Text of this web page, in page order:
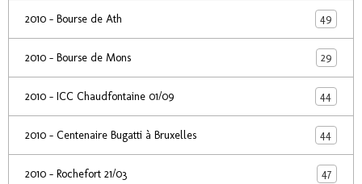
2010 - Bourse de Ath 49
2010 - Bourse de Mons 29
2010 - ICC Chaudfontaine 01/09 44
2010 - Centenaire Bugatti à Bruxelles 44
2010 - Rochefort 21/03 47